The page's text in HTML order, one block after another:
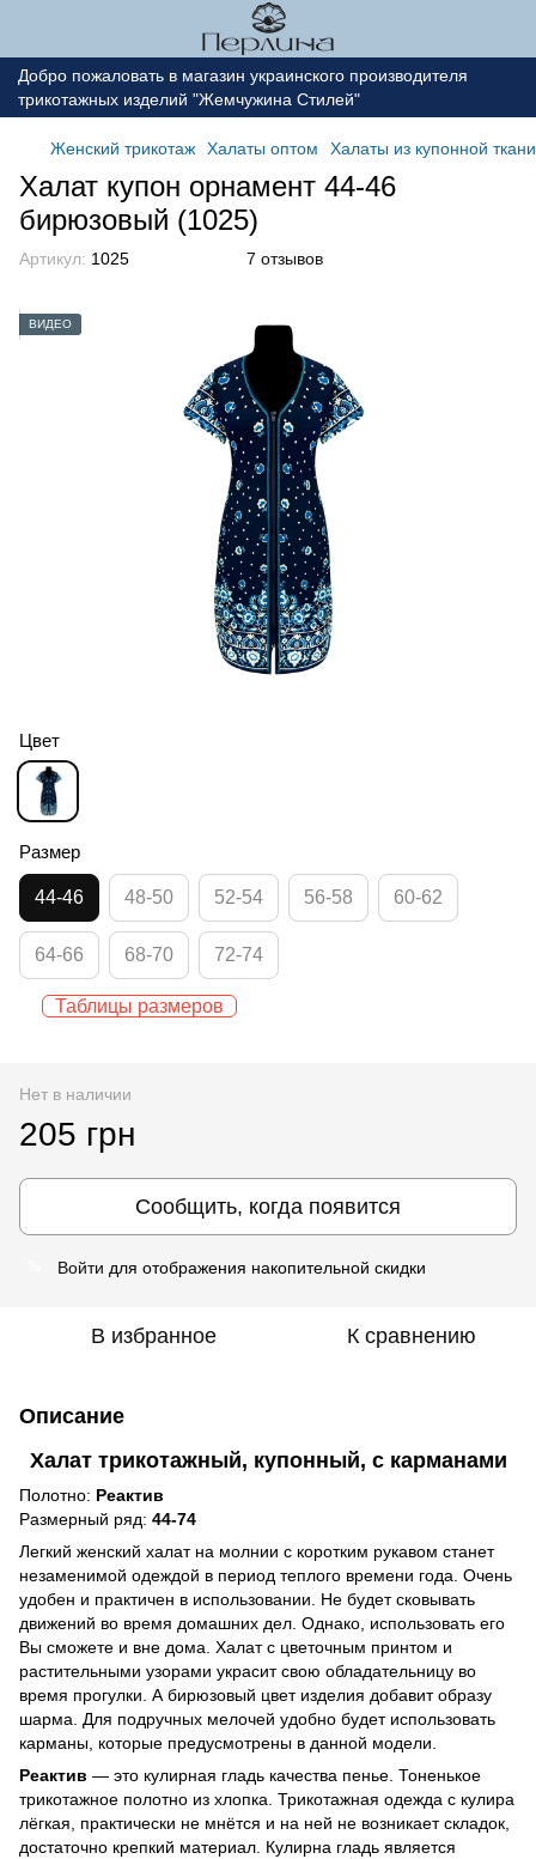
Добро пожаловать в магазин украинского производителя
трикотажных изделий "Жемчужина Стилей"
Женский трикотаж Халаты оптом Халаты из купонной ткани
Халат купон орнамент 44-46
бирюзовый (1025)
Артикул: 1025 7 отзывов
ВИДЕО
Цвет
Размер
44-46 48-50 52-54 56-58 60-62
64-66 68-70 72-74
Таблицы размеров
Нет в наличии
205 грн
Сообщить, когда появится
Войти для отображения накопительной скидки
В избранное К сравнению
Описание
Халат трикотажный, купонный, с карманами
Полотно: Реактив
Размерный ряд: 44-74
Легкий женский халат на молнии с коротким рукавом станет
незаменимой одеждой в период теплого времени года. Очень
удобен и практичен в использовании. Не будет сковывать
движений во время домашних дел. Однако, использовать его
Вы сможете и вне дома. Халат с цветочным принтом и
растительными узорами украсит свою обладательницу во
время прогулки. А бирюзовый цвет изделия добавит образу
шарма. Для подручных мелочей удобно будет использовать
карманы, которые предусмотрены в данной модели.
Реактив ― это кулирная гладь качества пенье. Тоненькое
трикотажное полотно из хлопка. Трикотажная одежда с кулира
лёгкая, практически не мнётся и на ней не возникает складок,
достаточно крепкий материал. Кулирна гладь является